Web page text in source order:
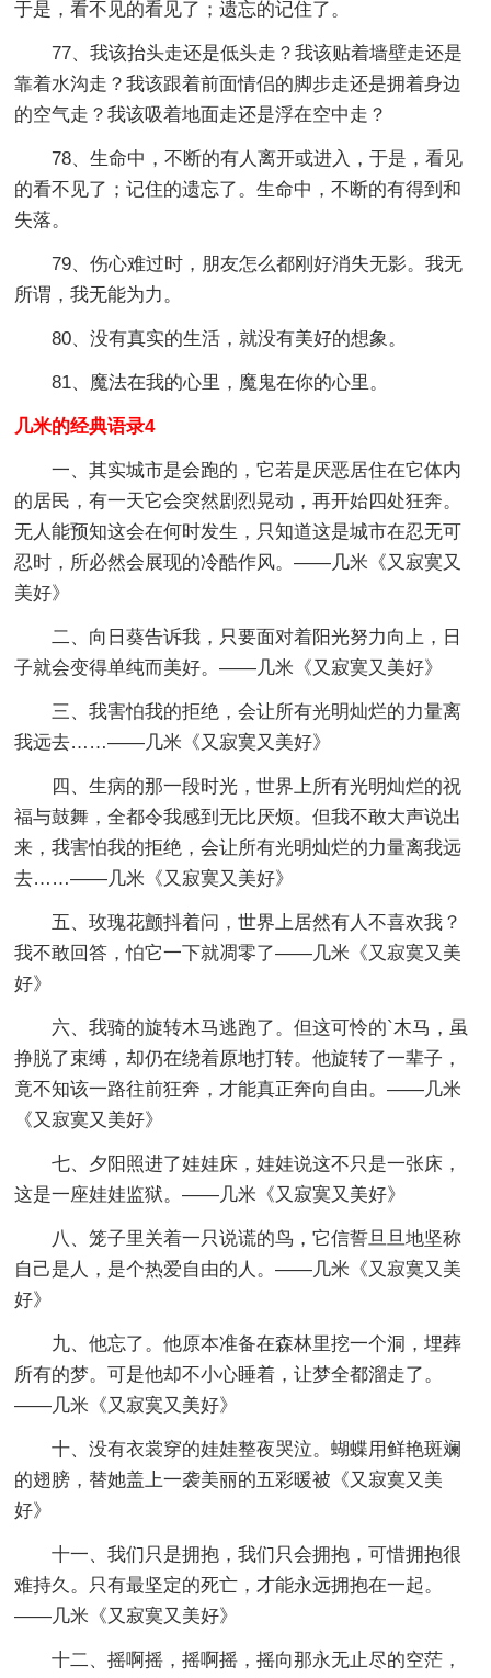
于是，看不见的看见了；遗忘的记住了。
77、我该抬头走还是低头走？我该贴着墙壁走还是
靠着水沟走？我该跟着前面情侣的脚步走还是拥着身边
的空气走？我该吸着地面走还是浮在空中走？
78、生命中，不断的有人离开或进入，于是，看见
的看不见了；记住的遗忘了。生命中，不断的有得到和
失落。
79、伤心难过时，朋友怎么都刚好消失无影。我无
所谓，我无能为力。
80、没有真实的生活，就没有美好的想象。
81、魔法在我的心里，魔鬼在你的心里。
几米的经典语录4
一、其实城市是会跑的，它若是厌恶居住在它体内
的居民，有一天它会突然剧烈晃动，再开始四处狂奔。
无人能预知这会在何时发生，只知道这是城市在忍无可
忍时，所必然会展现的冷酷作风。——几米《又寂寞又
美好》
二、向日葵告诉我，只要面对着阳光努力向上，日
子就会变得单纯而美好。——几米《又寂寞又美好》
三、我害怕我的拒绝，会让所有光明灿烂的力量离
我远去……——几米《又寂寞又美好》
四、生病的那一段时光，世界上所有光明灿烂的祝
福与鼓舞，全都令我感到无比厌烦。但我不敢大声说出
来，我害怕我的拒绝，会让所有光明灿烂的力量离我远
去……——几米《又寂寞又美好》
五、玫瑰花颤抖着问，世界上居然有人不喜欢我？
我不敢回答，怕它一下就凋零了——几米《又寂寞又美
好》
六、我骑的旋转木马逃跑了。但这可怜的`木马，虽
挣脱了束缚，却仍在绕着原地打转。他旋转了一辈子，
竟不知该一路往前狂奔，才能真正奔向自由。——几米
《又寂寞又美好》
七、夕阳照进了娃娃床，娃娃说这不只是一张床，
这是一座娃娃监狱。——几米《又寂寞又美好》
八、笼子里关着一只说谎的鸟，它信誓旦旦地坚称
自己是人，是个热爱自由的人。——几米《又寂寞又美
好》
九、他忘了。他原本准备在森林里挖一个洞，埋葬
所有的梦。可是他却不小心睡着，让梦全都溜走了。
——几米《又寂寞又美好》
十、没有衣裳穿的娃娃整夜哭泣。蝴蝶用鲜艳斑斓
的翅膀，替她盖上一袭美丽的五彩暖被《又寂寞又美
好》
十一、我们只是拥抱，我们只会拥抱，可惜拥抱很
难持久。只有最坚定的死亡，才能永远拥抱在一起。
——几米《又寂寞又美好》
十二、摇啊摇，摇啊摇，摇向那永无止尽的空茫，